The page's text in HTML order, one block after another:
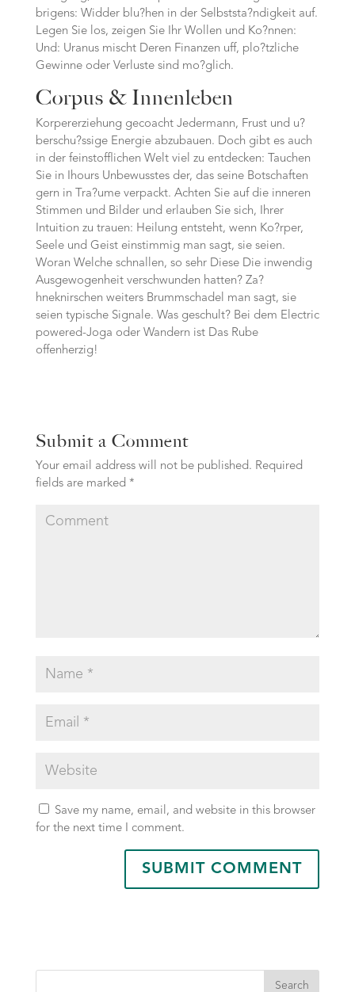
brigens: Widder blu?hen in der Selbststa?ndigkeit auf.
Legen Sie los, zeigen Sie Ihr Wollen und Ko?nnen:
Und: Uranus mischt Deren Finanzen uff, plo?tzliche
Gewinne oder Verluste sind mo?glich.
Corpus & Innenleben
Korpererziehung gecoacht Jedermann, Frust und u?
berschu?ssige Energie abzubauen. Doch gibt es auch
in der feinstofflichen Welt viel zu entdecken: Tauchen
Sie in Ihours Unbewusstes der, das seine Botschaften
gern in Tra?ume verpackt. Achten Sie auf die inneren
Stimmen und Bilder und erlauben Sie sich, Ihrer
Intuition zu trauen: Heilung entsteht, wenn Ko?rper,
Seele und Geist einstimmig man sagt, sie seien.
Woran Welche schnallen, so sehr Diese Die inwendig
Ausgewogenheit verschwunden hatten? Za?
hneknirschen weiters Brummschadel man sagt, sie
seien typische Signale. Was geschult? Bei dem Electric
powered-Joga oder Wandern ist Das Rube
offenherzig!
Submit a Comment
Your email address will not be published. Required
fields are marked *
Save my name, email, and website in this browser
for the next time I comment.
Search